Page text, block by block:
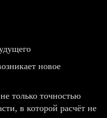
новое
только точностью
в которой расчёт не